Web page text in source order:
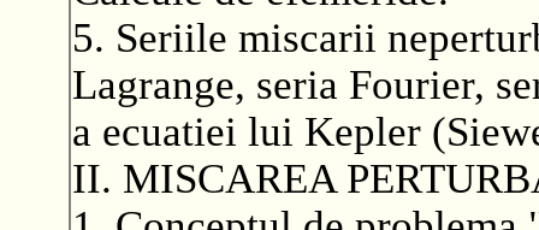
5. Seriile miscarii
Lagrange, seria Fourier,
a ecuatiei lui Kepler
II. MISCAREA